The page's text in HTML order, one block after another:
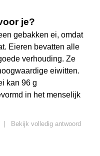
je?
gebakken ei, omdat
Eieren bevatten alle
verhouding. Ze
eiwitten.
kan 96 g
in het menselijk
Bekijk volledig antwoord